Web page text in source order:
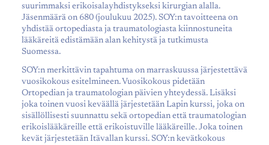
suurimmaksi erikoisalayhdistykseksi kirurgian alalla.
Jäsenmäärä on 680 (joulukuu 2025). SOY:n tavoitteena on
yhdistää ortopediasta ja traumatologiasta kiinnostuneita
lääkäreitä edistämään alan kehitystä ja tutkimusta
Suomessa.
SOY:n merkittävin tapahtuma on marraskuussa järjestettävä
vuosikokous esitelmineen. Vuosikokous pidetään
Ortopedian ja traumatologian päivien yhteydessä. Lisäksi
joka toinen vuosi keväällä järjestetään Lapin kurssi, joka on
sisällöllisesti suunnattu sekä ortopedian että traumatologian
erikoislääkäreille että erikoistuville lääkäreille. Joka toinen
kevät järjestetään Itävallan kurssi. SOY:n kevätkokous